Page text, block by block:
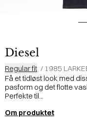
Diesel
Regular fit / 1985
Få et tidløst look med
pasform og det flotte
Perfekte til...
Om produktet